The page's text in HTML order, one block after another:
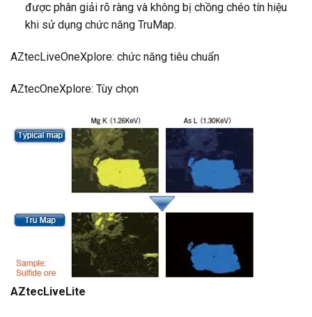
được phân giải rõ ràng và không bị chồng chéo tín hiệu
khi sử dụng chức năng TruMap.
AZtecLiveOneXplore: chức năng tiêu chuẩn
AZtecOneXplore: Tùy chọn
AZtecLiveLite